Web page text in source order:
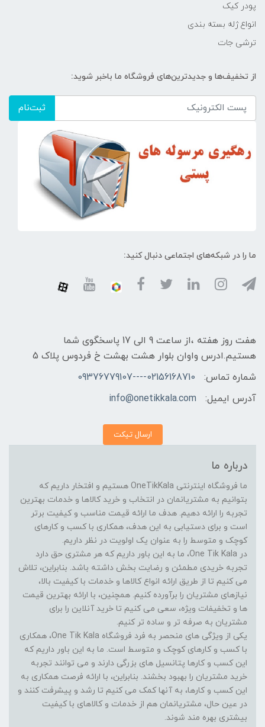
پودر کیک
انواع ژله بسته بندی
ترشی جات
از تخفیف‌ها و جدیدترین‌های فروشگاه ما باخبر شوید:
ثبت‌نام
ما را در شبکه‌های اجتماعی دنبال کنید:
هفت روز هفته ،از ساعت 9 الی 17 پاسخگوی شما
هستیم.ادرس واوان بلوار هشت بهشت خ فردوس پلاک 5
شماره تماس:
02156168710----09376779107
آدرس ایمیل:
info@onetikkala.com
ارسال تیکت
درباره ما
ما فروشگاه اینترنتی OneTikKala هستیم و افتخار داریم که
بتوانیم به مشتریانمان در انتخاب و خرید کالاها و خدمات بهترین
تجربه را ارائه دهیم. هدف ما ارائه قیمت مناسب و کیفیت برتر
است و برای دستیابی به این هدف، همکاری با کسب و کارهای
کوچک و متوسط را به عنوان یک اولویت در نظر داریم.
در One Tik Kala، ما به این باور داریم که هر مشتری حق دارد
تجربه خریدی مطمئن و رضایت بخش داشته باشد. بنابراین، تلاش
می کنیم تا از طریق ارائه انواع کالاها و خدمات با کیفیت بالا،
نیازهای مشتریان را برآورده کنیم. همچنین، با ارائه بهترین قیمت
ها و تخفیفات ویژه، سعی می کنیم تا خرید آنلاین را برای
مشتریان به صرفه تر و ساده تر کنیم.
یکی از ویژگی های منحصر به فرد فروشگاه One Tik Kala، همکاری
با کسب و کارهای کوچک و متوسط است. ما به این باور داریم که
این کسب و کارها پتانسیل های بزرگی دارند و می توانند تجربه
خرید مشتریان را بهبود بخشند. بنابراین، با ارائه فرصت همکاری به
این کسب و کارها، به آنها کمک می کنیم تا رشد و پیشرفت کنند و
در عین حال، مشتریانمان هم از خدمات و کالاهای با کیفیت
بیشتری بهره مند شوند.